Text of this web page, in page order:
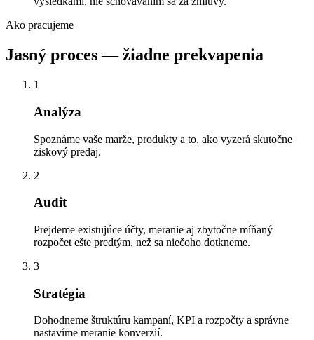
Ako pracujeme
Jasný proces — žiadne prekvapenia
1
Analýza
Spoznáme vaše marže, produkty a to, ako vyzerá skutočne
ziskový predaj.
2
Audit
Prejdeme existujúce účty, meranie aj zbytočne míňaný
rozpočet ešte predtým, než sa niečoho dotkneme.
3
Stratégia
Dohodneme štruktúru kampaní, KPI a rozpočty a správne
nastavíme meranie konverzií.